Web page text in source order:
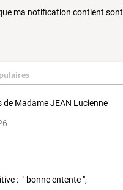
ma notification contient sont
de Madame JEAN Lucienne
: " bonne entente ",